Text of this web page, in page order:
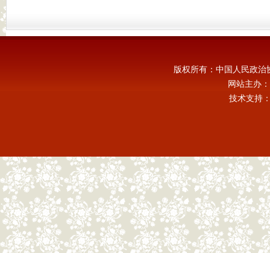
版权所有：中国人民政
网站主办
技术支持